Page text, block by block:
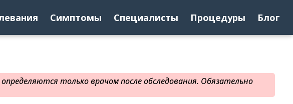
Симптомы Специалисты Процедуры Блог
только врачом после обследования. Обязательно